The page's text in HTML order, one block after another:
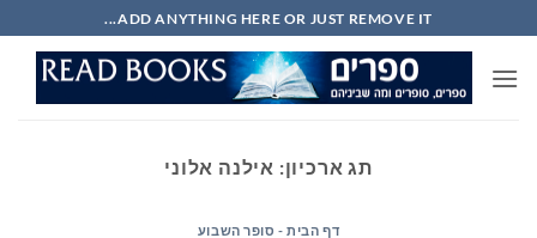
to
content
ADD ANYTHING HERE OR JUST REMOVE IT...
תג ארכיון: אילנה אלוני
דף הבית - סופר השבוע